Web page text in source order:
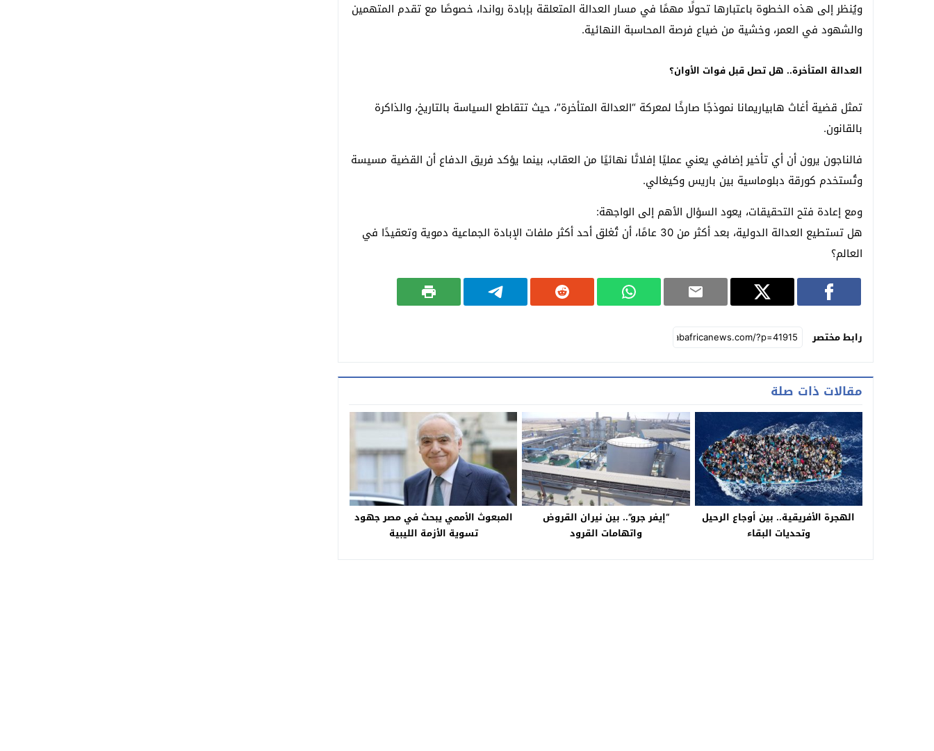
ويُنظر إلى هذه الخطوة باعتبارها تحولًا مهمًا في مسار العدالة المتعلقة بإبادة رواندا، خصوصًا مع تقدم المتهمين
والشهود في العمر، وخشية من ضياع فرصة المحاسبة النهائية.
العدالة المتأخرة.. هل تصل قبل فوات الأوان؟
تمثل قضية أغاث هابياريمانا نموذجًا صارخًا لمعركة “العدالة المتأخرة”، حيث تتقاطع السياسة بالتاريخ، والذاكرة
بالقانون.
فالناجون يرون أن أي تأخير إضافي يعني عمليًا إفلاتًا نهائيًا من العقاب، بينما يؤكد فريق الدفاع أن القضية مسيسة
وتُستخدم كورقة دبلوماسية بين باريس وكيغالي.
ومع إعادة فتح التحقيقات، يعود السؤال الأهم إلى الواجهة:
هل تستطيع العدالة الدولية، بعد أكثر من 30 عامًا، أن تُغلق أحد أكثر ملفات الإبادة الجماعية دموية وتعقيدًا في
العالم؟
رابط مختصر
مقالات ذات صلة
الهجرة الأفريقية.. بين أوجاع الرحيل
وتحديات البقاء
“إيفر جرو”.. بين نيران القروض
واتهامات القرود
المبعوث الأممي يبحث في مصر جهود
تسوية الأزمة الليبية